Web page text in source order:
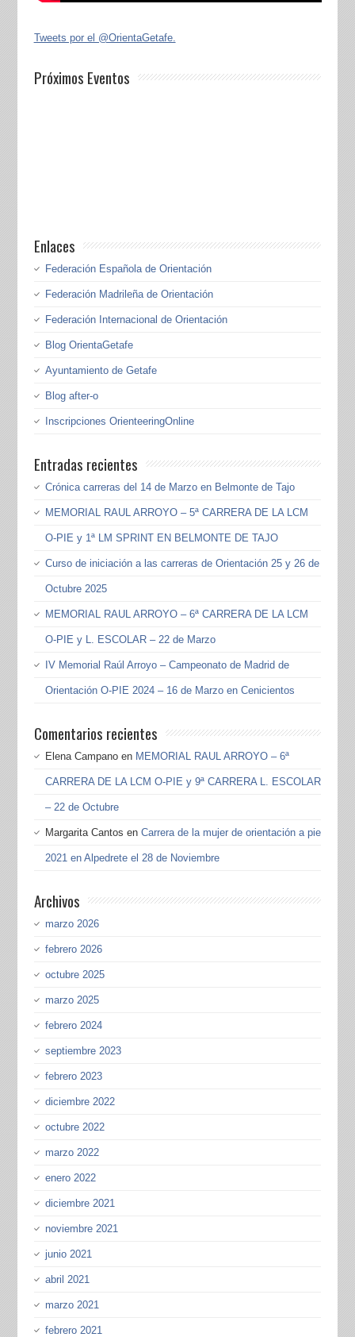
Tweets por el @OrientaGetafe.
Próximos Eventos
Enlaces
Federación Española de Orientación
Federación Madrileña de Orientación
Federación Internacional de Orientación
Blog OrientaGetafe
Ayuntamiento de Getafe
Blog after-o
Inscripciones OrienteeringOnline
Entradas recientes
Crónica carreras del 14 de Marzo en Belmonte de Tajo
MEMORIAL RAUL ARROYO – 5ª CARRERA DE LA LCM
O-PIE y 1ª LM SPRINT EN BELMONTE DE TAJO
Curso de iniciación a las carreras de Orientación 25 y 26 de
Octubre 2025
MEMORIAL RAUL ARROYO – 6ª CARRERA DE LA LCM
O-PIE y L. ESCOLAR – 22 de Marzo
IV Memorial Raúl Arroyo – Campeonato de Madrid de
Orientación O-PIE 2024 – 16 de Marzo en Cenicientos
Comentarios recientes
Elena Campanoen MEMORIAL RAUL ARROYO – 6ª
CARRERA DE LA LCM O-PIE y 9ª CARRERA L. ESCOLAR
– 22 de Octubre
Margarita Cantos en Carrera de la mujer de orientación a pie
2021 en Alpedrete el 28 de Noviembre
Archivos
marzo 2026
febrero 2026
octubre 2025
marzo 2025
febrero 2024
septiembre 2023
febrero 2023
diciembre 2022
octubre 2022
marzo 2022
enero 2022
diciembre 2021
noviembre 2021
junio 2021
abril 2021
marzo 2021
febrero 2021